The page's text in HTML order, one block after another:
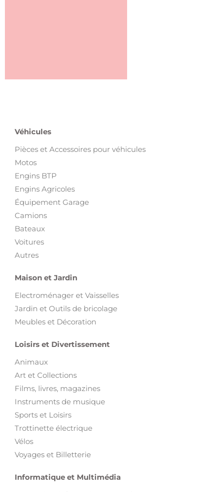
Véhicules
Pièces et Accessoires pour véhicules
Motos
Engins BTP
Engins Agricoles
Équipement Garage
Camions
Bateaux
Voitures
Autres
Maison et Jardin
Electroménager et Vaisselles
Jardin et Outils de bricolage
Meubles et Décoration
Loisirs et Divertissement
Animaux
Art et Collections
Films, livres, magazines
Instruments de musique
Sports et Loisirs
Trottinette électrique
Vélos
Voyages et Billetterie
Informatique et Multimédia